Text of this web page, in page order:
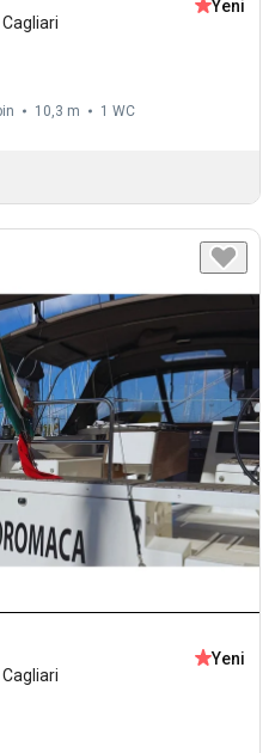
Cagliari
Yeni
10,3 m 1 WC
Cagliari
Yeni